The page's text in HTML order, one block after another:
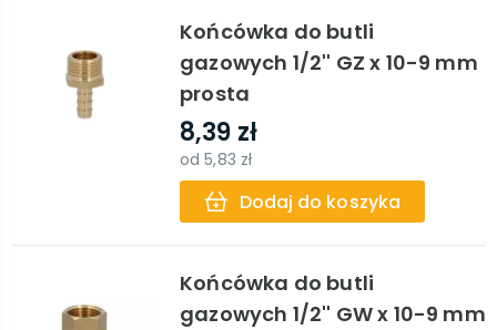
Końcówka do butli
gazowych 1/2'' GZ x 10-9 mm
prosta
8,39 zł
od5,83 zł
Dodaj do koszyka
Końcówka do butli
gazowych 1/2'' GW x 10-9 mm